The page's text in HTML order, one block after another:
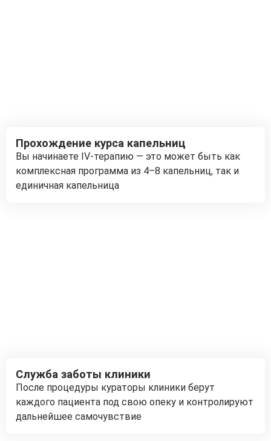
Прохождение курса капельниц
Вы начинаете IV-терапию — это может быть как
комплексная программа из 4–8 капельниц, так и
единичная капельница
Служба заботы клиники
После процедуры кураторы клиники берут
каждого пациента под свою опеку и контролируют
дальнейшее самочувствие